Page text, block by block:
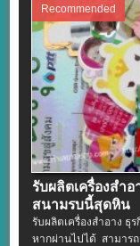
Recommended
รับผลิตเครื่องสํา
สนามรบนี้สุดหิน
รับผลิตเครื่องสําอาง
หากผ่านไปได้ สามาร